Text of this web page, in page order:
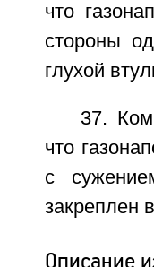
что
стороны
глухой
37.
что
с
закреплен
Описание